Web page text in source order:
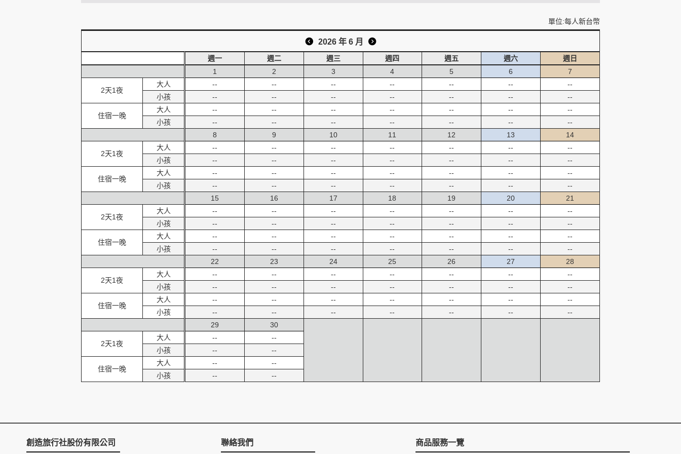
單位:每人新台幣
2026 年 6 月
2天1夜
大人
小孩
住宿一晚
大人
小孩
2天1夜
大人
小孩
住宿一晚
大人
小孩
2天1夜
大人
小孩
住宿一晚
大人
小孩
2天1夜
大人
小孩
住宿一晚
大人
小孩
2天1夜
大人
小孩
住宿一晚
大人
小孩
週一 週二 週三 週四 週五 週六
週日
1
--
--
--
--
2
--
--
--
--
3
--
--
--
--
4
--
--
--
--
5
--
--
--
--
6
--
--
--
--
7
--
--
--
--
8
--
--
--
--
9
--
--
--
--
10
--
--
--
--
11
--
--
--
--
12
--
--
--
--
13
--
--
--
--
14
--
--
--
--
15
--
--
--
--
16
--
--
--
--
17
--
--
--
--
18
--
--
--
--
19
--
--
--
--
20
--
--
--
--
21
--
--
--
--
22
--
--
--
--
23
--
--
--
--
24
--
--
--
--
25
--
--
--
--
26
--
--
--
--
27
--
--
--
--
28
--
--
--
--
29
--
--
--
--
30
--
--
--
--
創造旅行社股份有限公司 聯絡我們 商品服務一覽